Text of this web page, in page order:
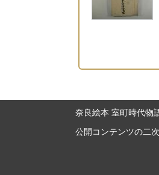
奈良絵本 室町時代物
公開コンテンツの二